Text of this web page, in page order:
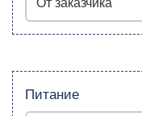
Питание